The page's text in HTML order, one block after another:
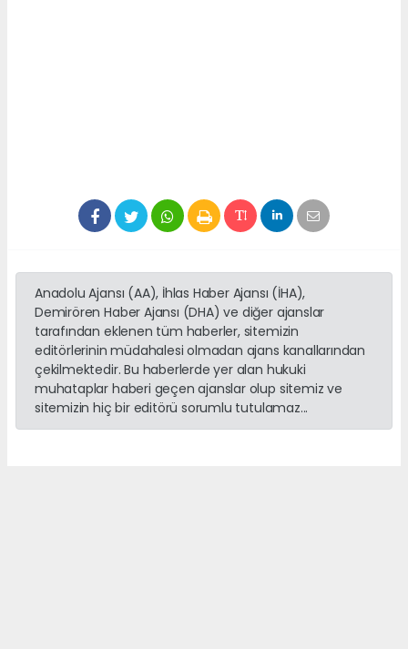
Anadolu Ajansı (AA), İhlas Haber Ajansı (İHA),
Demirören Haber Ajansı (DHA) ve diğer ajanslar
tarafından eklenen tüm haberler, sitemizin
editörlerinin müdahalesi olmadan ajans kanallarından
çekilmektedir. Bu haberlerde yer alan hukuki
muhataplar haberi geçen ajanslar olup sitemiz ve
sitemizin hiç bir editörü sorumlu tutulamaz...